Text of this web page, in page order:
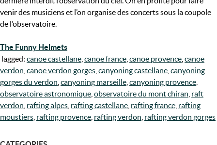
venir des musiciens et l’on organise des concerts sous la coupole
de l’observatoire.
The Funny Helmets
Tagged: canoe castellane canoe france canoe provence canoe
verdon canoe verdon gorges canyoning castellane canyoning
gorges du verdon canyoning marseille canyoning provence
observatoire astronomique observatoire du mont chiran raft
verdon rafting alpes rafting castellane rafting france rafting
moustiers rafting provence rafting verdon rafting verdon gorges